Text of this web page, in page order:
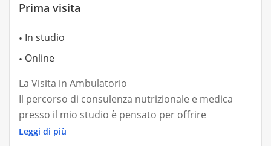
Prima visita
In studio
Online
La Visita in Ambulatorio
Il percorso di consulenza nutrizionale e medica
presso il mio studio è pensato per offrire
un'assistenza altamente personalizzata, che unisce
Leggi di più